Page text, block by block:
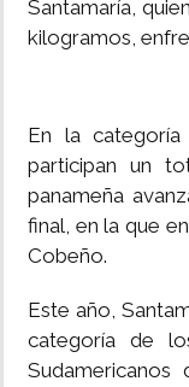
Santamaría,
kilogramos,
En la
participan un
panameña
final, en la que
Cobeño.
Este año,
categoría de